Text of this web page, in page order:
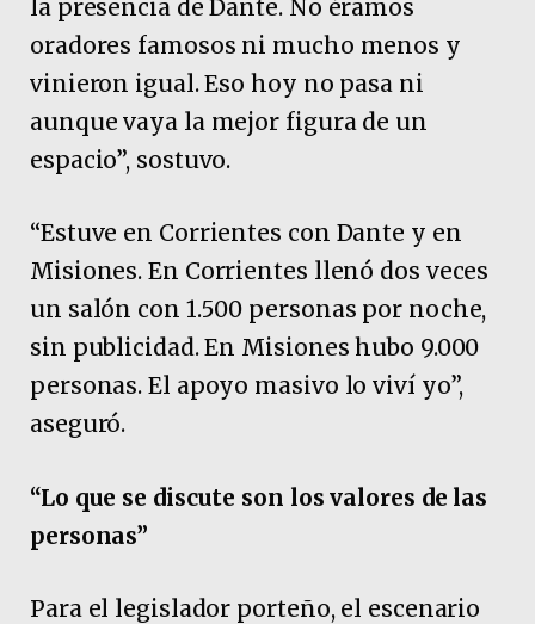
la presencia de Dante. No éramos
oradores famosos ni mucho menos y
vinieron igual. Eso hoy no pasa ni
aunque vaya la mejor figura de un
espacio”, sostuvo.
“Estuve en Corrientes con Dante y en
Misiones. En Corrientes llenó dos veces
un salón con 1.500 personas por noche,
sin publicidad. En Misiones hubo 9.000
personas. El apoyo masivo lo viví yo”,
aseguró.
“Lo que se discute son los valores de las
personas”
Para el legislador porteño, el escenario